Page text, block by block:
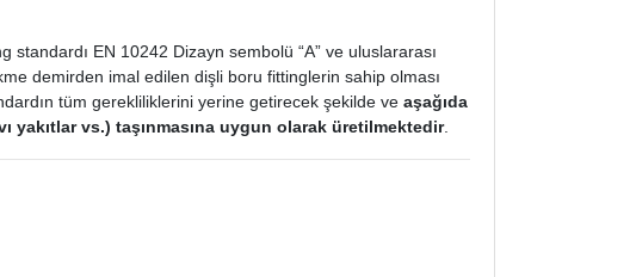
EN 10242 Dizayn sembolü “A” ve uluslararası
demirden imal edilen dişli boru fittinglerin sahip olması
tüm gerekliliklerini yerine getirecek şekilde veaşağıda
yakıtlar vs.) taşınmasına uygun olarak üretilmektedir.